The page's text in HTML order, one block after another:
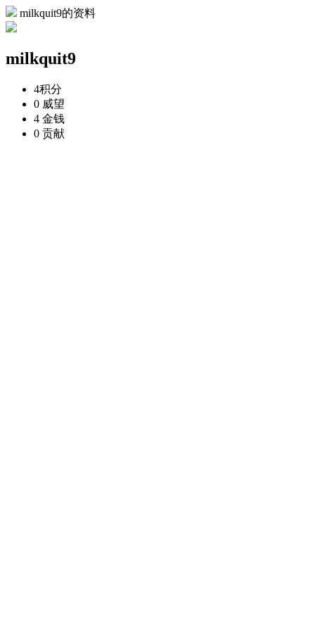
milkquit9的资料
milkquit9
4积分
0 威望
4 金钱
0 贡献